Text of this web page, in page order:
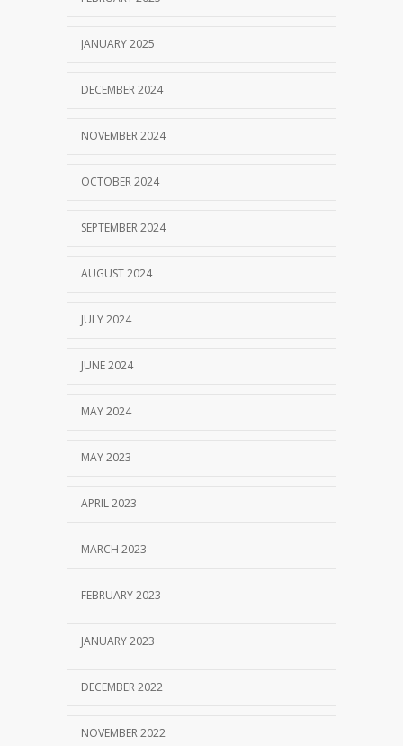
JANUARY 2025
DECEMBER 2024
NOVEMBER 2024
OCTOBER 2024
SEPTEMBER 2024
AUGUST 2024
JULY 2024
JUNE 2024
MAY 2024
MAY 2023
APRIL 2023
MARCH 2023
FEBRUARY 2023
JANUARY 2023
DECEMBER 2022
NOVEMBER 2022